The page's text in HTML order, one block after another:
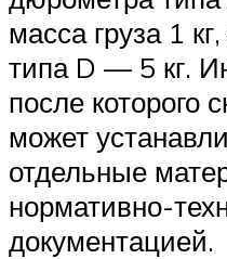
масса груза 1
типа D — 5 кг.
после которого
может
отдельные
нормативно-
документацией.